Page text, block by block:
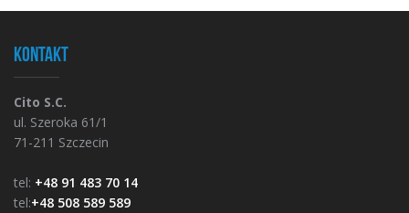
Kontakt
Cito S.C.
ul. Szeroka 61/1
71-211 Szczecin
tel: +48 91 483 70 14
tel:+48 508 589 589